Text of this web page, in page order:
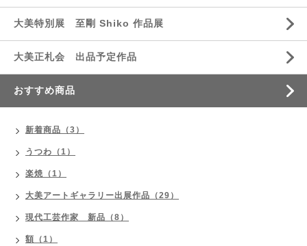
大美特別展 至剛 Shiko 作品展
大美正札会 出品予定作品
おすすめ商品
新着商品（3）
うつわ（1）
楽焼（1）
大美アートギャラリー出展作品（29）
現代工芸作家 新品（8）
額（1）